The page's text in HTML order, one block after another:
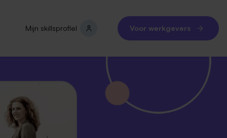
Mijn skillsprofiel Voor werkgevers